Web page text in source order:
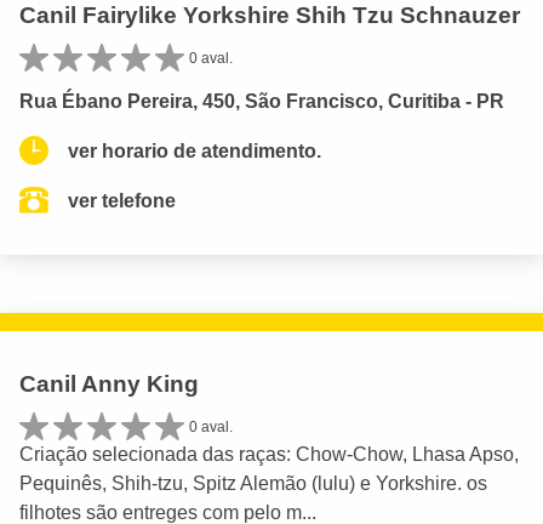
Canil Fairylike Yorkshire Shih Tzu Schnauzer
0 aval.
Rua Ébano Pereira, 450, São Francisco, Curitiba - PR
ver horario de atendimento.
ver telefone
Canil Anny King
0 aval.
Criação selecionada das raças: Chow-Chow, Lhasa Apso,
Pequinês, Shih-tzu, Spitz Alemão (lulu) e Yorkshire. os
filhotes são entreges com pelo m...